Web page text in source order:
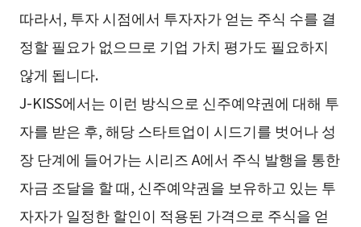
따라서, 투자 시점에서 투자자가 얻는 주식 수를 결
정할 필요가 없으므로 기업 가치 평가도 필요하지
않게 됩니다.
J-KISS에서는 이런 방식으로 신주예약권에 대해 투
자를 받은 후, 해당 스타트업이 시드기를 벗어나 성
장 단계에 들어가는 시리즈 A에서 주식 발행을 통한
자금 조달을 할 때, 신주예약권을 보유하고 있는 투
자자가 일정한 할인이 적용된 가격으로 주식을 얻